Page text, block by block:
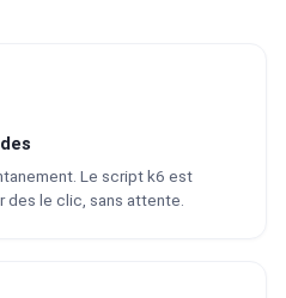
Le script k6 est
des le clic, sans attente.